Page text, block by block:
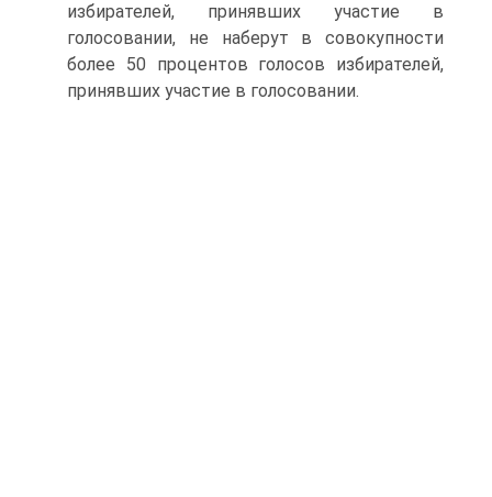
избирателей, принявших участие в
голосовании, не наберут в совокупности
более 50 процентов голосов избирателей,
принявших участие в голосовании.